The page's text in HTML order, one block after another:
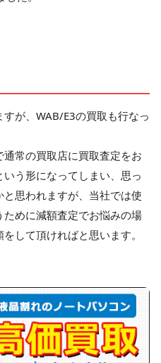
が、WAB/E3の買取も行なっ
常の買取店に買取査定をお
う形になってしまい、思っ
思われますが、当社では使
めに減額査定でお悩みの場
して頂ければと思います。